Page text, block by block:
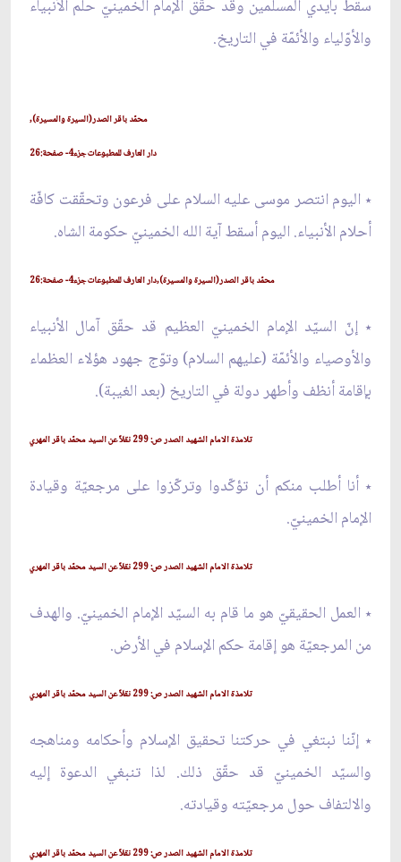
سقط بأيدي المسلمين وقد حقّق الإمام الخمينيّ حلم الأنبياء
والأوّلياء والأئمّة في التاريخ.
محمّد باقر الصدر(السيرة والمسيرة),
دار العارف للمطبوعات جزء4- صفحة:26
٭ اليوم انتصر موسى عليه السلام على فرعون وتحقّقت كافّة
أحلام الأنبياء. اليوم أسقط آية الله الخمينيّ حكومة الشاه.
محمّد باقر الصدر(السيرة والمسيرة),دار العارف للمطبوعات جزء4- صفحة:26
٭ إنّ السيّد الإمام الخمينيّ العظيم قد حقّق آمال الأنبياء
والأوصياء والأئمّة (عليهم السلام) وتوّج جهود هؤلاء العظماء
بإقامة أنظف وأطهر دولة في التاريخ (بعد الغيبة).
تلامذة الامام الشهيد الصدر ص: 299 نقلاً عن السيد محمّد باقر المهري
٭ أنا أطلب منكم أن تؤكّدوا وتركّزوا على مرجعيّة وقيادة
الإمام الخمينيّ.
تلامذة الامام الشهيد الصدر ص: 299 نقلاً عن السيد محمّد باقر المهري
٭ العمل الحقيقيّ هو ما قام به السيّد الإمام الخمينيّ. والهدف
من المرجعيّة هو إقامة حكم الإسلام في الأرض.
تلامذة الامام الشهيد الصدر ص: 299 نقلاً عن السيد محمّد باقر المهري
٭ إنّنا نبتغي في حركتنا تحقيق الإسلام وأحكامه ومناهجه
والسيّد الخمينيّ قد حقّق ذلك. لذا تنبغي الدعوة إليه
والالتفاف حول مرجعيّته وقيادته.
تلامذة الامام الشهيد الصدر ص: 299 نقلاً عن السيد محمّد باقر المهري